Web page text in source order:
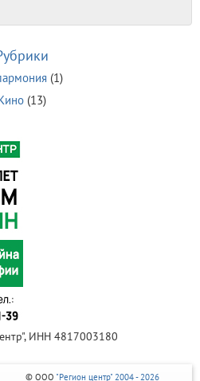
(1)
(13)
ИНН 4817003180
© ООО "Регион центр" 2004 - 2026